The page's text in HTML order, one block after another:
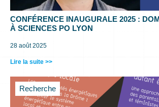
CONFÉRENCE INAUGURALE 2025 :
À SCIENCES PO LYON
28 août 2025
Lire la suite >>
Recherche